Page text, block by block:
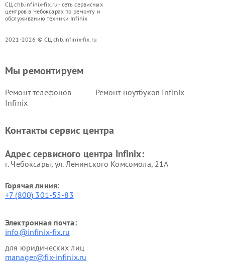
СЦ chb.infinix-fix.ru - сеть сервисных
центров в Чебоксарах по ремонту и
обслуживанию техники Infinix
2021-2026 © СЦ chb.infinix-fix.ru
Мы ремонтируем
Ремонт телефонов
Infinix
Ремонт ноутбуков Infinix
Контакты сервис центра
Адрес сервисного центра Infinix:
г. Чебоксары, ул. Ленинского Комсомола, 21А
Горячая линия:
+7 (800) 301-55-83
Электронная почта:
info@infinix-fix.ru
для юридических лиц
manager@fix-infinix.ru